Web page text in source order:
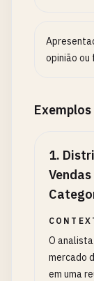
opinião ou
Exemplos
1.
O
mercado
em uma